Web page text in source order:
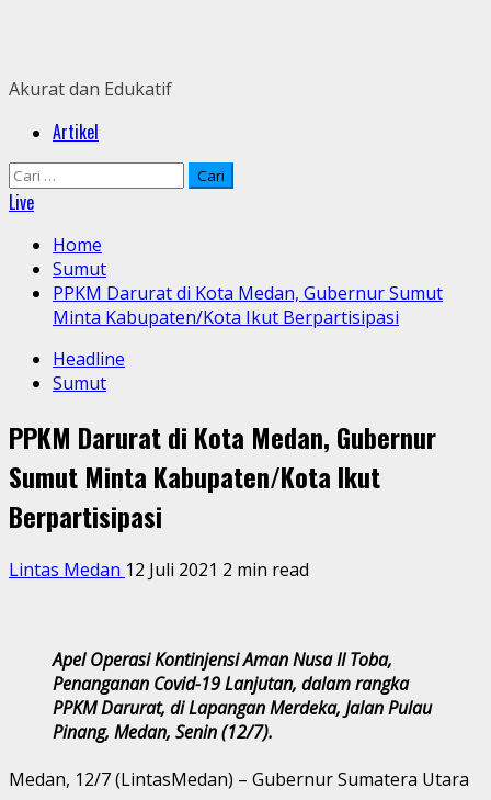
Akurat dan Edukatif
PrimaryArtikel
Cari
untuk:
Live
Home
Sumut
PPKM Darurat di Kota Medan, Gubernur Sumut
Minta Kabupaten/Kota Ikut Berpartisipasi
Headline
Sumut
PPKM Darurat di Kota Medan, Gubernur
Sumut Minta Kabupaten/Kota Ikut
Berpartisipasi
Lintas Medan 12 Juli 2021 2 min read
Apel Operasi Kontinjensi Aman Nusa II Toba,
Penanganan Covid-19 Lanjutan, dalam rangka
PPKM Darurat, di Lapangan Merdeka, Jalan Pulau
Pinang, Medan, Senin (12/7).
Medan, 12/7 (LintasMedan) – Gubernur Sumatera Utara